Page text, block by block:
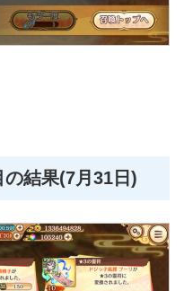
結果(7月31日)